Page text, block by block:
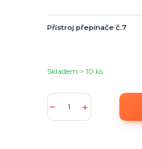
Přístroj přepínače č.7
Skladem > 10 ks